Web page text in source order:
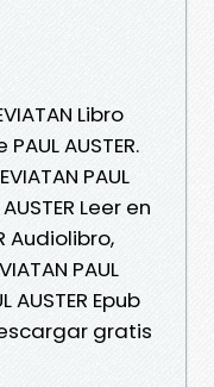
Libro
AUSTER.
PAUL
AUSTER Leer en
Audiolibro,
PAUL
AUSTER Epub
gratis